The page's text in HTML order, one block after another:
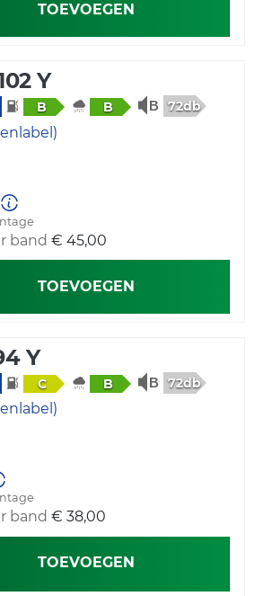
TOEVOEGEN
Y
B B 72db
band € 45,00
TOEVOEGEN
Y
C B 72db
band € 38,00
TOEVOEGEN